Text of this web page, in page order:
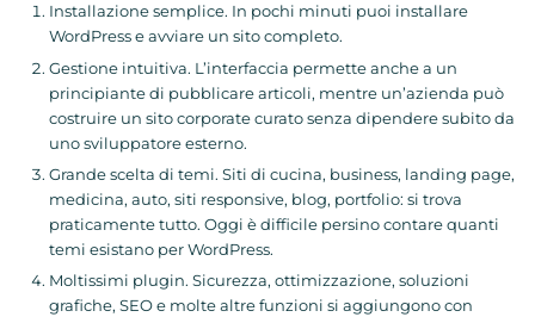
Installazione semplice. In pochi minuti puoi installare
WordPress e avviare un sito completo.
Gestione intuitiva. L’interfaccia permette anche a un
principiante di pubblicare articoli, mentre un’azienda può
costruire un sito corporate curato senza dipendere subito da
uno sviluppatore esterno.
Grande scelta di temi. Siti di cucina, business, landing page,
medicina, auto, siti responsive, blog, portfolio: si trova
praticamente tutto. Oggi è difficile persino contare quanti
temi esistano per WordPress.
Moltissimi plugin. Sicurezza, ottimizzazione, soluzioni
grafiche, SEO e molte altre funzioni si aggiungono con